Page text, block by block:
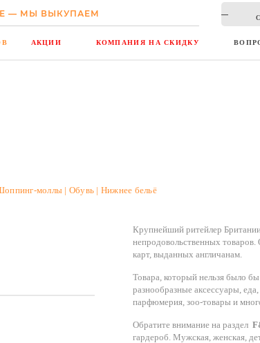
— МЫ ВЫКУПАЕМ
АКЦИИ КОМПАНИЯ НА СКИДКУ
моллы | Обувь | Нижнее бельё
Крупнейший ритейлер
непродовольственных
карт, выданных англичанам.
Товара, который нельзя было
разнообразные аксессуары,
парфюмерия, зоо-товары и
Обратите внимание на раздел
гардероб. Мужская, женская,